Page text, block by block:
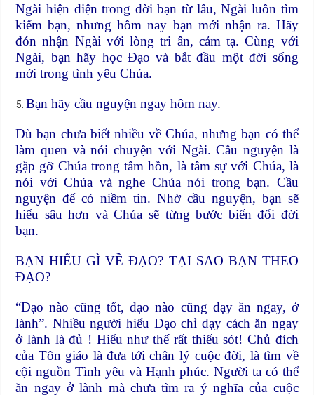
Ngài hiện diện trong đời bạn từ lâu, Ngài luôn tìm
kiếm bạn, nhưng hôm nay bạn mới nhận ra. Hãy
đón nhận Ngài với lòng tri ân, cảm tạ. Cùng với
Ngài, bạn hãy học Đạo và bắt đầu một đời sống
mới trong tình yêu Chúa.
Bạn hãy cầu nguyện ngay hôm nay.
Dù bạn chưa biết nhiều về Chúa, nhưng bạn có thể
làm quen và nói chuyện với Ngài. Cầu nguyện là
gặp gỡ Chúa trong tâm hồn, là tâm sự với Chúa, là
nói với Chúa và nghe Chúa nói trong bạn. Cầu
nguyện để có niềm tin. Nhờ cầu nguyện, bạn sẽ
hiểu sâu hơn và Chúa sẽ từng bước biến đổi đời
bạn.
BẠN HIỂU GÌ VỀ ĐẠO? TẠI SAO BẠN THEO
ĐẠO?
“Đạo nào cũng tốt, đạo nào cũng dạy ăn ngay, ở
lành”. Nhiều người hiểu Đạo chỉ dạy cách ăn ngay
ở lành là đủ ! Hiểu như thế rất thiếu sót! Chủ đích
của Tôn giáo là đưa tới chân lý cuộc đời, là tìm về
cội nguồn Tình yêu và Hạnh phúc. Người ta có thể
ăn ngay ở lành mà chưa tìm ra ý nghĩa của cuộc